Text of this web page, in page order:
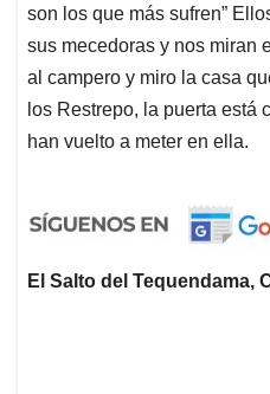
son los que más sufren”
sus mecedoras y nos miran
al campero y miro la casa
los Restrepo, la puerta está
han vuelto a meter en ella.
El Salto del Tequendama,